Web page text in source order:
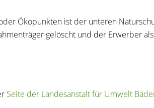
Ökopunkten ist der unteren
gelöscht und der Erwerber
Seite der Landesanstalt für Umwelt